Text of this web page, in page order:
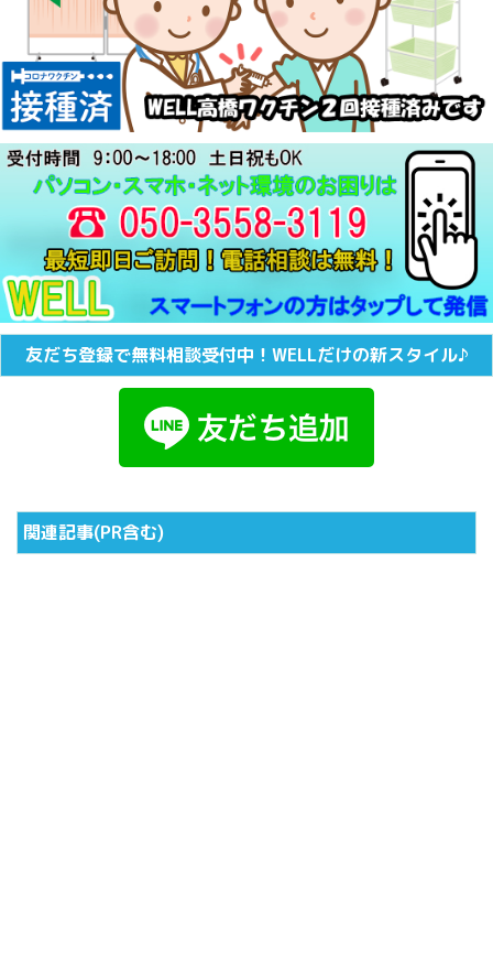
友だち登録で無料相談受付中！WELLだけの新スタイル♪
関連記事(PR含む)